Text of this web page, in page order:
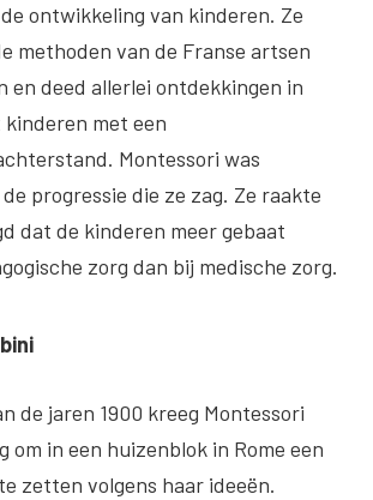
ontwikkeling van kinderen. Ze
methoden van de Franse artsen
en deed allerlei ontdekkingen in
met een
Montessori was
progressie die ze zag. Ze raakte
dat de kinderen meer gebaat
zorg dan bij medische zorg.
de jaren 1900 kreeg Montessori
om in een huizenblok in Rome een
zetten volgens haar ideeën.